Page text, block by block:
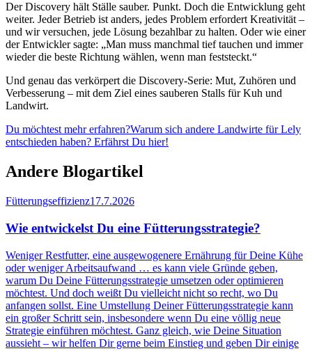
Der Discovery hält Ställe sauber. Punkt. Doch die Entwicklung geht
weiter. Jeder Betrieb ist anders, jedes Problem erfordert Kreativität –
und wir versuchen, jede Lösung bezahlbar zu halten. Oder wie einer
der Entwickler sagte: „Man muss manchmal tief tauchen und immer
wieder die beste Richtung wählen, wenn man feststeckt.“
Und genau das verkörpert die Discovery-Serie: Mut, Zuhören und
Verbesserung – mit dem Ziel eines sauberen Stalls für Kuh und
Landwirt.
Du möchtest mehr erfahren?Warum sich andere Landwirte für Lely
entschieden haben? Erfährst Du hier!
Andere Blogartikel
Fütterungseffizienz17.7.2026
Wie entwickelst Du eine Fütterungsstrategie?
Weniger Restfutter, eine ausgewogenere Ernährung für Deine Kühe
oder weniger Arbeitsaufwand … es kann viele Gründe geben,
warum Du Deine Fütterungsstrategie umsetzen oder optimieren
möchtest. Und doch weißt Du vielleicht nicht so recht, wo Du
anfangen sollst. Eine Umstellung Deiner Fütterungsstrategie kann
ein großer Schritt sein, insbesondere wenn Du eine völlig neue
Strategie einführen möchtest. Ganz gleich, wie Deine Situation
aussieht – wir helfen Dir gerne beim Einstieg und geben Dir einige